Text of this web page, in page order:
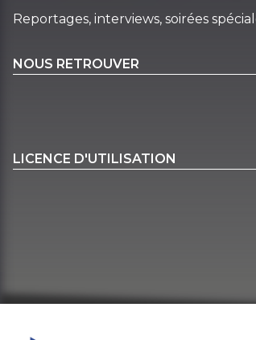
Reportages, interviews, soirées
NOUS RETROUVER
LICENCE D'UTILISATION